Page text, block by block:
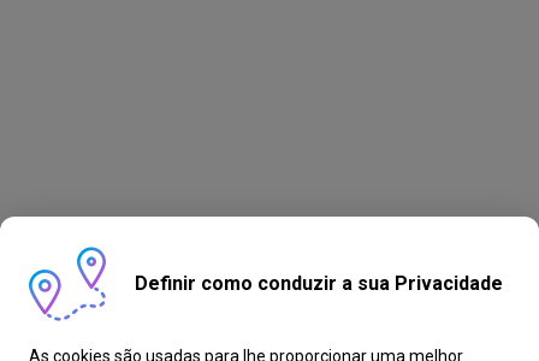
Definir como conduzir a sua Privacidade
As cookies são usadas para lhe proporcionar uma melhor